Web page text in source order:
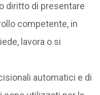
diritto di presentare
competente, in
lavora o si
automatici e di